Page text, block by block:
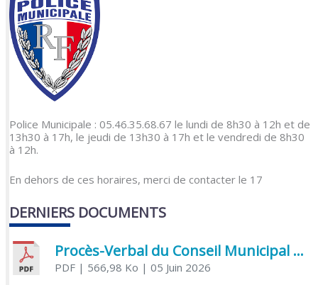
Police Municipale : 05.46.35.68.67 le lundi de 8h30 à 12h et de
13h30 à 17h, le jeudi de 13h30 à 17h et le vendredi de 8h30
à 12h.
En dehors de ces horaires, merci de contacter le 17
DERNIERS DOCUMENTS
Procès-Verbal du Conseil Municipal du 5 juin 2026
PDF| 566,98 Ko | 05 Juin 2026